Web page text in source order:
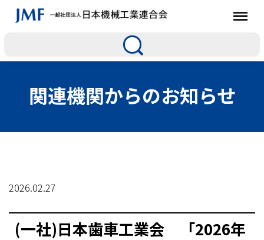
関連機関からのお知らせ
2026.02.27
(一社)日本歯車工業会 「2026年